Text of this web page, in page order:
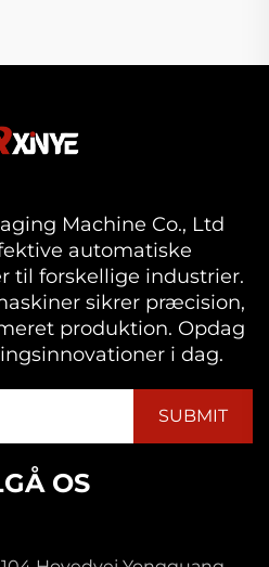
Machine Co., Ltd
automatiske
til forskellige industrier.
sikrer præcision,
produktion. Opdag
i dag.
OS